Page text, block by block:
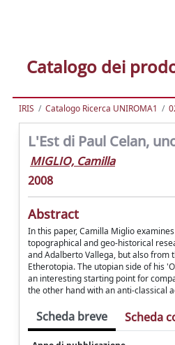
Catalogo dei
IRIS Catalogo Ricerca UNIROMA1
L'Est di Paul Celan,
MIGLIO, Camilla
2008
Abstract
In this paper, Camilla Miglio
topographical and geo-historical
and Adalberto Vallega, but also from
Etherotopia. The utopian side of his
an interesting starting point for
the other hand with an anti-classical
Scheda breve Scheda